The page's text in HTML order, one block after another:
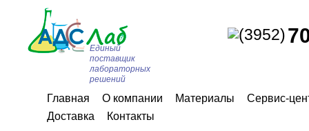
(3952)
Единый
поставщик
лабораторных
решений
Главная О компании Материалы
Сервис-
Доставка
Контакты